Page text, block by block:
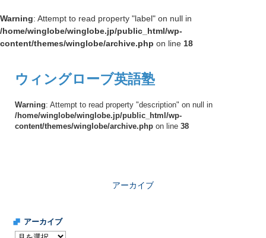
Warning: Attempt to read property "label" on null in
/home/winglobe/winglobe.jp/public_html/wp-
content/themes/winglobe/archive.php on line 18
ウィングローブ英語塾
Warning: Attempt to read property "description" on null in
/home/winglobe/winglobe.jp/public_html/wp-
content/themes/winglobe/archive.php on line 38
アーカイブ
アーカイブ